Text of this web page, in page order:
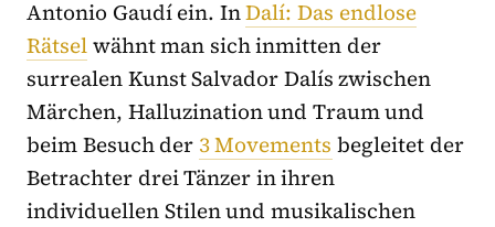
Antonio Gaudí ein. InDalí: Das endlose
Rätselwähnt man sich inmitten der
surrealen Kunst Salvador Dalís zwischen
Märchen, Halluzination und Traum und
beim Besuch der 3 Movements begleitet der
Betrachter drei Tänzer in ihren
individuellen Stilen und musikalischen